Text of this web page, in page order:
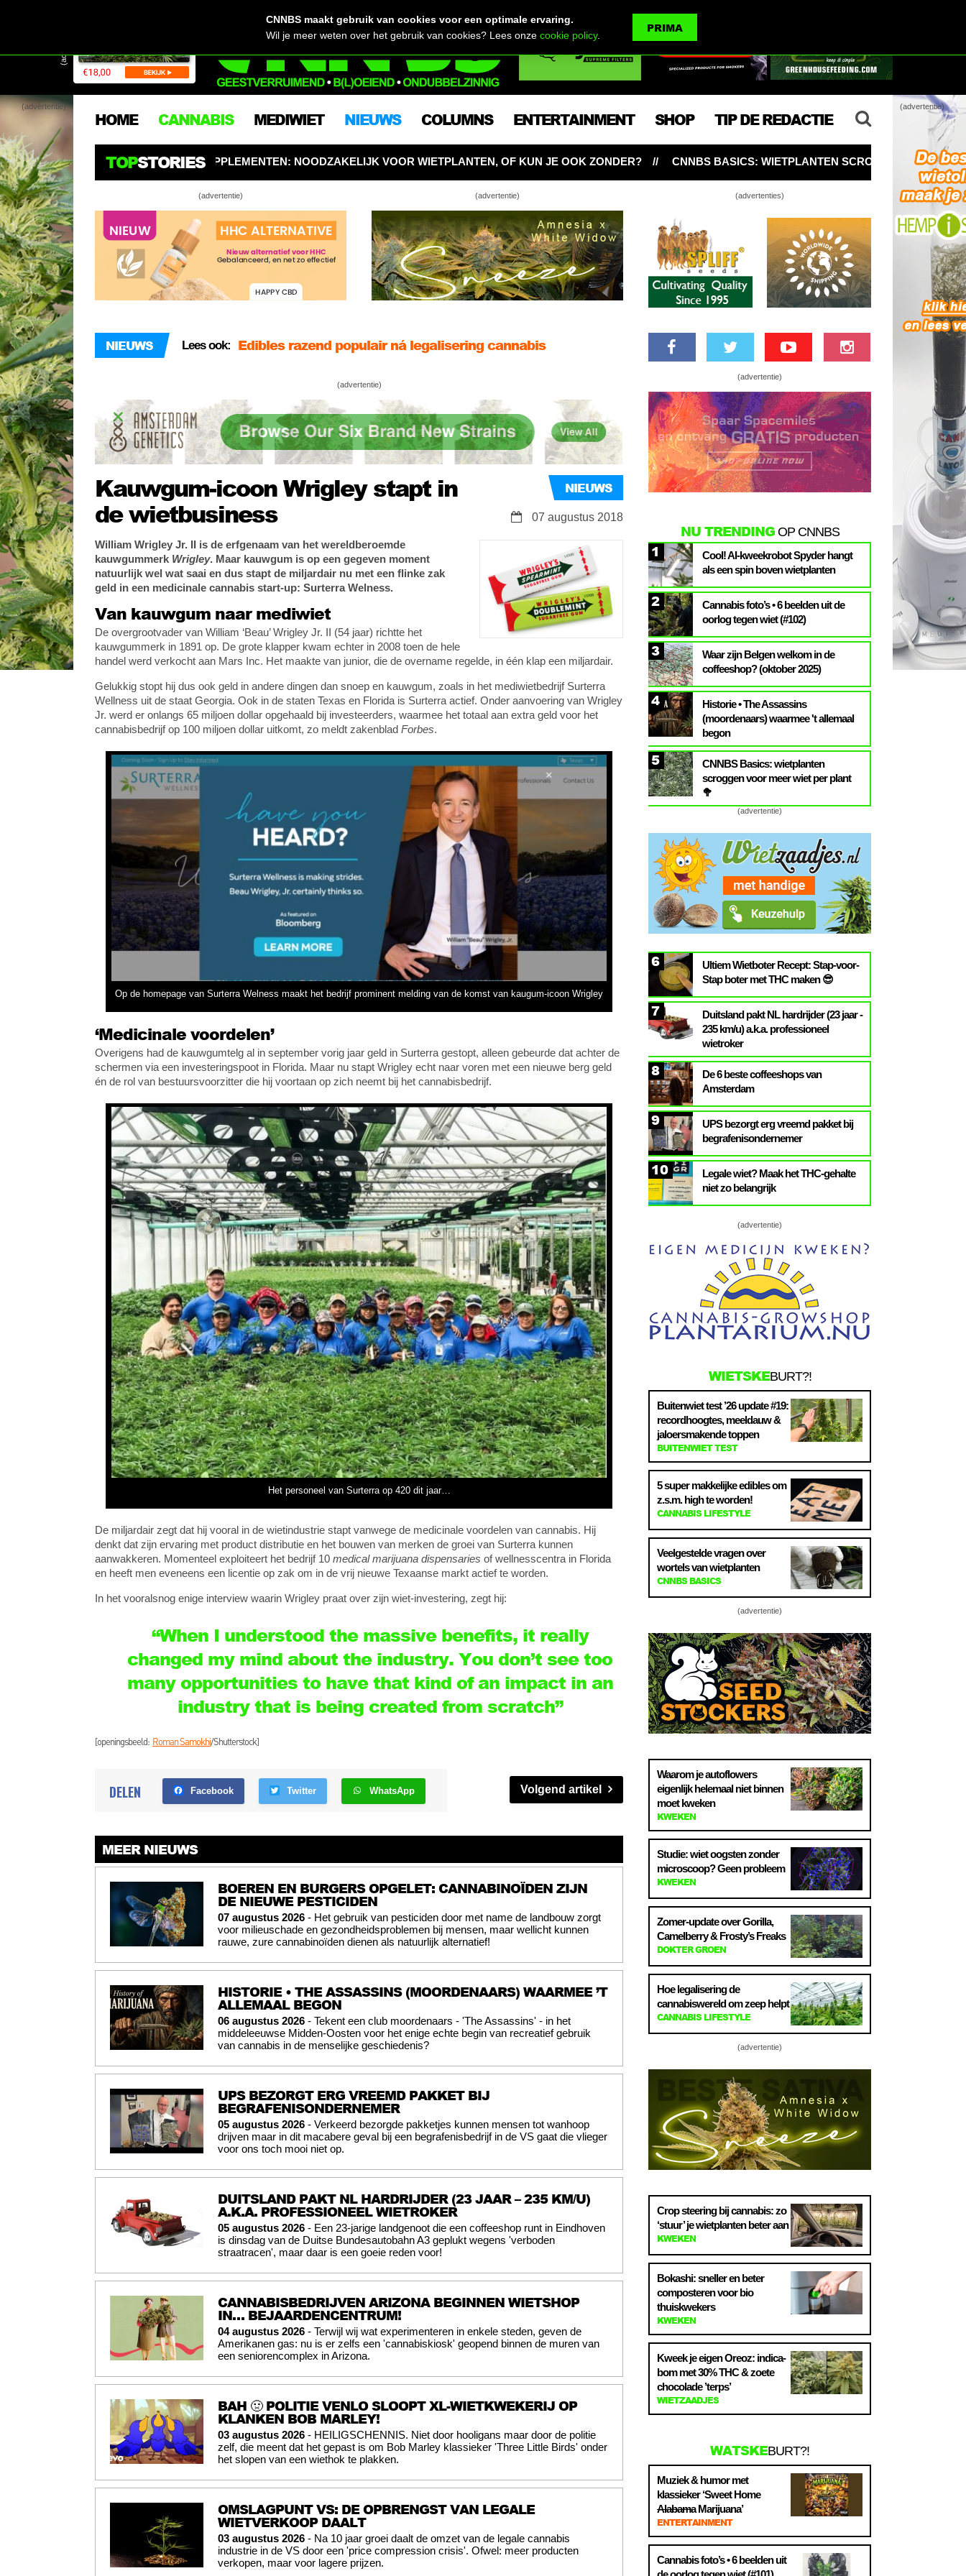
(advertentie) (advertentie)
(advertentie)
HOME CANNABIS MEDIWIET NIEUWS COLUMNS ENTERTAINMENT SHOP TIP DE REDACTIE
TOPSTORIES
EN SUPPLEMENTEN: NOODZAKELIJK VOOR WIETPLANTEN, OF KUN JE OOK ZONDER? CNNBS BASICS: WIETPLANTEN SCROGGEN VOOR MEER WIET PER PLANT 🥦
(advertentie) (advertentie)
NIEUWS Lees ook:
Geloven in cannabis? Onmogelijk volgens de rechter
Geloven in cannabis? Onmogelijk volgens de rechter
Edibles razend populair ná legalisering cannabis
(advertentie)
Kauwgum-icoon Wrigley stapt in
de wietbusiness
NIEUWS
07 augustus 2018
William Wrigley Jr. II is de erfgenaam van het wereldberoemde
kauwgummerk Wrigley. Maar kauwgum is op een gegeven moment
natuurlijk wel wat saai en dus stapt de miljardair nu met een flinke zak
geld in een medicinale cannabis start-up: Surterra Welness.
Van kauwgum naar mediwiet
De overgrootvader van William ‘Beau’ Wrigley Jr. II (54 jaar) richtte het
kauwgummerk in 1891 op. De grote klapper kwam echter in 2008 toen de hele
handel werd verkocht aan Mars Inc. Het maakte van junior, die de overname regelde, in één klap een miljardair.
Gelukkig stopt hij dus ook geld in andere dingen dan snoep en kauwgum, zoals in het mediwietbedrijf Surterra
Wellness uit de staat Georgia. Ook in de staten Texas en Florida is Surterra actief. Onder aanvoering van Wrigley
Jr. werd er onlangs 65 miljoen dollar opgehaald bij investeerders, waarmee het totaal aan extra geld voor het
cannabisbedrijf op 100 miljoen dollar uitkomt, zo meldt zakenblad Forbes.
Op de homepage van Surterra Welness maakt het bedrijf prominent melding van de komst van kaugum-icoon Wrigley
‘Medicinale voordelen’
Overigens had de kauwgumtelg al in september vorig jaar geld in Surterra gestopt, alleen gebeurde dat achter de
schermen via een investeringspoot in Florida. Maar nu stapt Wrigley echt naar voren met een nieuwe berg geld
én de rol van bestuursvoorzitter die hij voortaan op zich neemt bij het cannabisbedrijf.
Het personeel van Surterra op 420 dit jaar…
De miljardair zegt dat hij vooral in de wietindustrie stapt vanwege de medicinale voordelen van cannabis. Hij
denkt dat zijn ervaring met product distributie en het bouwen van merken de groei van Surterra kunnen
aanwakkeren. Momenteel exploiteert het bedrijf 10 medical marijuana dispensaries of wellnesscentra in Florida
en heeft men eveneens een licentie op zak om in de vrij nieuwe Texaanse markt actief te worden.
In het vooralsnog enige interview waarin Wrigley praat over zijn wiet-investering, zegt hij:
“When I understood the massive benefits, it really
changed my mind about the industry. You don’t see too
many opportunities to have that kind of an impact in an
industry that is being created from scratch”
[openingsbeeld: Roman Samokhi/Shutterstock]
DELEN Facebook Twitter WhatsApp Volgend artikel
MEER NIEUWS
BOEREN EN BURGERS OPGELET: CANNABINOÏDEN ZIJN
DE NIEUWE PESTICIDEN
07 augustus 2026 - Het gebruik van pesticiden door met name de landbouw zorgt
voor milieuschade en gezondheidsproblemen bij mensen, maar wellicht kunnen
rauwe, zure cannabinoïden dienen als natuurlijk alternatief!
HISTORIE • THE ASSASSINS (MOORDENAARS) WAARMEE ’T
ALLEMAAL BEGON
06 augustus 2026 - Tekent een club moordenaars - 'The Assassins' - in het
middeleeuwse Midden-Oosten voor het enige echte begin van recreatief gebruik
van cannabis in de menselijke geschiedenis?
UPS BEZORGT ERG VREEMD PAKKET BIJ
BEGRAFENISONDERNEMER
05 augustus 2026 - Verkeerd bezorgde pakketjes kunnen mensen tot wanhoop
drijven maar in dit macabere geval bij een begrafenisbedrijf in de VS gaat die vlieger
voor ons toch mooi niet op.
DUITSLAND PAKT NL HARDRIJDER (23 JAAR – 235 KM/U)
A.K.A. PROFESSIONEEL WIETROKER
05 augustus 2026 - Een 23-jarige landgenoot die een coffeeshop runt in Eindhoven
is dinsdag van de Duitse Bundesautobahn A3 geplukt wegens 'verboden
straatracen', maar daar is een goeie reden voor!
CANNABISBEDRIJVEN ARIZONA BEGINNEN WIETSHOP
IN… BEJAARDENCENTRUM!
04 augustus 2026 - Terwijl wij wat experimenteren in enkele steden, geven de
Amerikanen gas: nu is er zelfs een 'cannabiskiosk' geopend binnen de muren van
een seniorencomplex in Arizona.
BAH 🤢 POLITIE VENLO SLOOPT XL-WIETKWEKERIJ OP
KLANKEN BOB MARLEY!
03 augustus 2026 - HEILIGSCHENNIS. Niet door hooligans maar door de politie
zelf, die meent dat het gepast is om Bob Marley klassieker 'Three Little Birds' onder
het slopen van een wiethok te plakken.
OMSLAGPUNT VS: DE OPBRENGST VAN LEGALE
WIETVERKOOP DAALT
03 augustus 2026 - Na 10 jaar groei daalt de omzet van de legale cannabis
industrie in de VS door een 'price compression crisis'. Ofwel: meer producten
verkopen, maar voor lagere prijzen.
(advertenties)
(advertentie)
NU TRENDINGOP CNNBS
1
Cool! AI-kweekrobot Spyder hangt
als een spin boven wietplanten
2
Cannabis foto’s • 6 beelden uit de
oorlog tegen wiet (#102)
3
Waar zijn Belgen welkom in de
coffeeshop? (oktober 2025)
4
Historie • The Assassins
(moordenaars) waarmee 't allemaal
begon
5
CNNBS Basics: wietplanten
scroggen voor meer wiet per plant
🥦
(advertentie)
6
Ultiem Wietboter Recept: Stap-voor-
Stap boter met THC maken 😎
7
Duitsland pakt NL hardrijder (23 jaar -
235 km/u) a.k.a. professioneel
wietroker
8
De 6 beste coffeeshops van
Amsterdam
9
UPS bezorgt erg vreemd pakket bij
begrafenisondernemer
10
Legale wiet? Maak het THC-gehalte
niet zo belangrijk
(advertentie)
WIETSKEBURT?!
Buitenwiet test ’26 update #19:
recordhoogtes, meeldauw &
jaloersmakende toppen
BUITENWIET TEST
5 super makkelijke edibles om
z.s.m. high te worden!
CANNABIS LIFESTYLE
Veelgestelde vragen over
wortels van wietplanten
CNNBS BASICS
(advertentie)
Waarom je autoflowers
eigenlijk helemaal niet binnen
moet kweken
KWEKEN
Studie: wiet oogsten zonder
microscoop? Geen probleem
KWEKEN
Zomer-update over Gorilla,
Camelberry & Frosty’s Freaks
DOKTER GROEN
Hoe legalisering de
cannabiswereld om zeep helpt
CANNABIS LIFESTYLE
(advertentie)
Crop steering bij cannabis: zo
‘stuur’ je wietplanten beter aan
KWEKEN
Bokashi: sneller en beter
composteren voor bio
thuiskwekers
KWEKEN
Kweek je eigen Oreoz: indica-
bom met 30% THC & zoete
chocolade ’terps’
WIETZAADJES
WATSKEBURT?!
Muziek & humor met
klassieker ‘Sweet Home
AlabamaMarijuana’
ENTERTAINMENT
Cannabis foto’s • 6 beelden uit
CNNBS maakt gebruik van cookies voor een optimale ervaring.
Wil je meer weten over het gebruik van cookies? Lees onzecookie policy.
PRIMA